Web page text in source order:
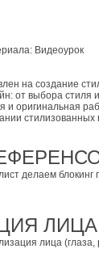
Видеоурок
на создание
от выбора стиля
и оригинальная
делаем
лица